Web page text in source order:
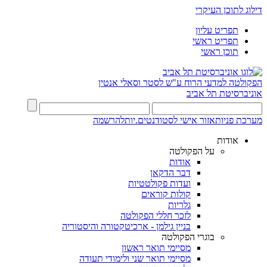
דילוג לתוכן העיקרי
תפריט עליון
תפריט ראשי
תוכן ראשי
הפקולטה למדעי הרוח ע"ש לסטר וסאלי אנטין
אוניברסיטת תל אביב
מערכת פניותאזור אישי לסטודנטים.יותלהרשמה
אודות
על הפקולטה
אודות
דבר הדקאן
ועדות פקולטטיות
קולות קוראים
גלריות
לזכר חללי הפקולטה
בניין גילמן - ארכיטקטורה והיסטוריה
בוגרי הפקולטה
מסיימי תואר ראשון
מסיימי תואר שני ולימודי תעודה